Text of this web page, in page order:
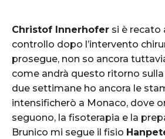
Christof Innerhofer si è recato
controllo dopo l’intervento
prosegue, non so ancora
come andrà questo ritorno
due settimane ho ancora le
intensificherò a Monaco, dove
seguono, la fisoterapia e la
Brunico mi segue il fisio